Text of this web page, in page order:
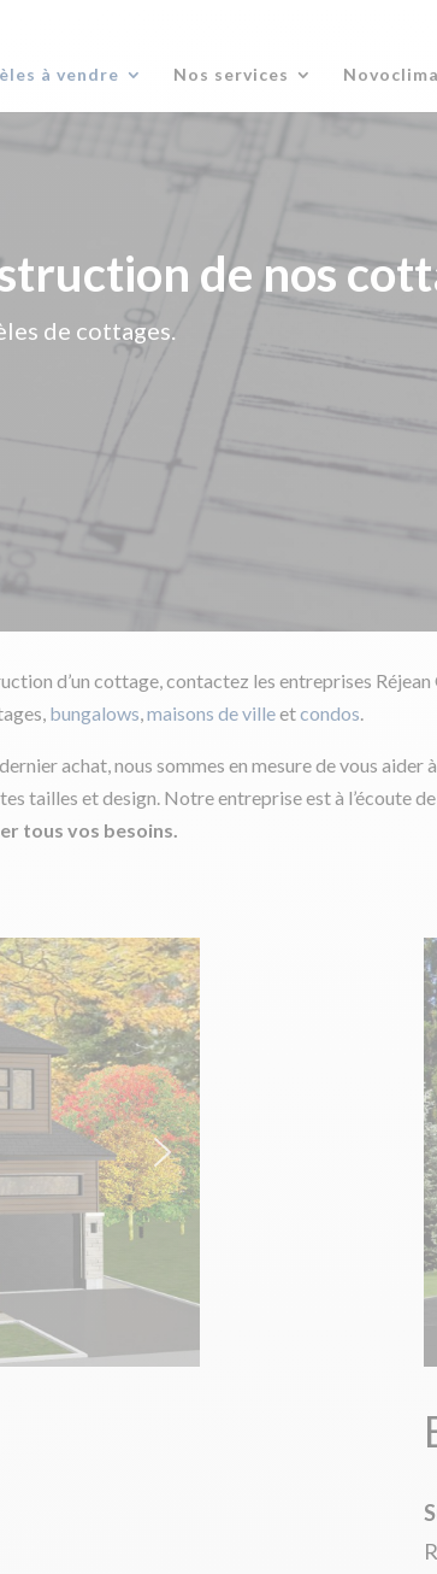
à vendre Nos services
de nos
de cottages.
d’un cottage, contactez les entreprises
bungalows,maisons de villeetcondos.
achat, nous sommes en mesure de vous
tailles et design. Notre entreprise est à l’écoute
tous vos besoins.